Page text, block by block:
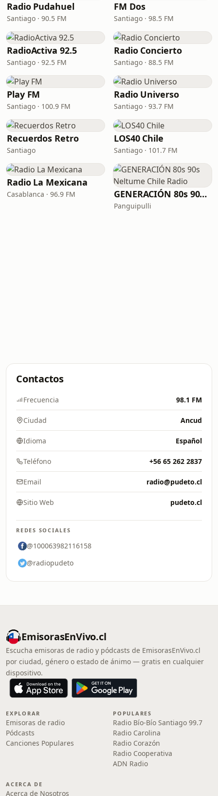
Radio Pudahuel
Santiago · 90.5 FM
FM Dos
Santiago · 98.5 FM
RadioActiva 92.5
Santiago · 92.5 FM
Radio Concierto
Santiago · 88.5 FM
Play FM
Santiago · 100.9 FM
Radio Universo
Santiago · 93.7 FM
Recuerdos Retro
Santiago
LOS40 Chile
Santiago · 101.7 FM
Radio La Mexicana
Casablanca · 96.9 FM GENERACIÓN 80s 90s Neltume Chile Radio
Panguipulli
Contactos
Frecuencia 98.1 FM
Ciudad Ancud
Idioma Español
Teléfono +56 65 262 2837
Email radio@pudeto.cl
Sitio Web pudeto.cl
REDES SOCIALES
@100063982116158
@radiopudeto
EmisorasEnVivo.cl
Escucha emisoras de radio y pódcasts de EmisorasEnVivo.cl
por ciudad, género o estado de ánimo — gratis en cualquier
dispositivo.
EXPLORAR
Emisoras de radio
Pódcasts
Canciones Populares
POPULARES
Radio Bío-Bío Santiago 99.7
Radio Carolina
Radio Corazón
Radio Cooperativa
ADN Radio
ACERCA DE
Acerca de Nosotros